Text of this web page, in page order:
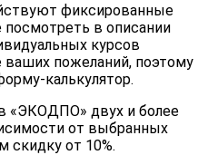
фиксированные
в описании
курсов
ваших пожеланий, поэтому
калькулятор.
в «ЭКОДПО» двух и более
от выбранных
скидку от 10%.